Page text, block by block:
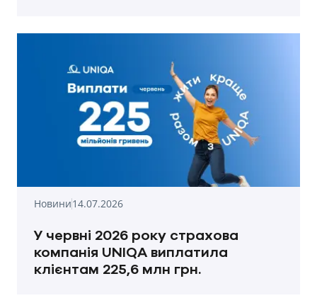
Новини14.07.2026
У червні 2026 року страхова
компанія UNIQA виплатила
клієнтам 225,6 млн грн.